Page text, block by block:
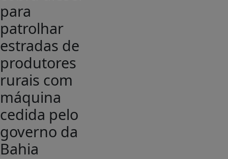
para
patrolhar
estradas de
produtores
rurais com
máquina
cedida pelo
governo da
Bahia